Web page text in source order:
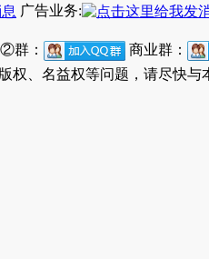
广告业务:
群：
商业群：
权、名益权等问题，请尽快与